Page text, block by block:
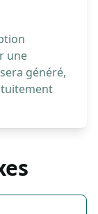
une
généré,